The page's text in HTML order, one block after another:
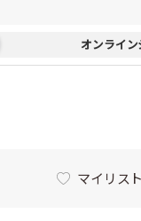
オンライ
マイリスト